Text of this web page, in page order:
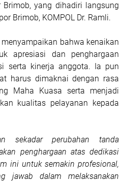
yang dihadiri langsung
Brimob, KOMPOL Dr. Ramli.
bahwa kenaikan
apresiasi dan penghargaan
serta kinerja anggota. Ia pun
harus dimaknai dengan rasa
Maha Kuasa serta menjadi
kualitas pelayanan kepada
sekadar perubahan tanda
penghargaan atas dedikasi
ini untuk semakin profesional,
jawab dalam melaksanakan